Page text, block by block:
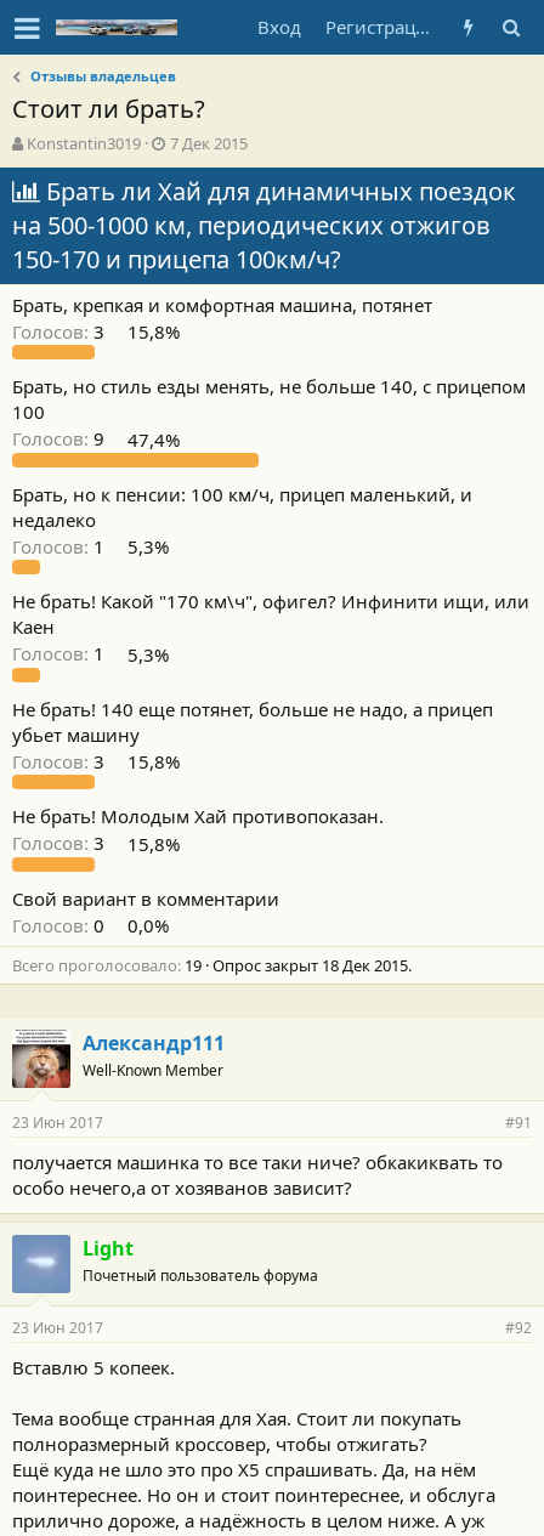
Вход Регистрация
Отзывы владельцев
Стоит ли брать?
А
в
т
о
р
т
е
ы
Konstantin3019
Д
а
т
а
н
а
ч
л
а
7 Дек 2015
Брать ли Хай для динамичных поездок
на 500-1000 км, периодических отжигов
150-170 и прицепа 100км/ч?
Брать, крепкая и комфортная машина, потянет
Голосов: 3 15,8%
Брать, но стиль езды менять, не больше 140, с прицепом
100
Голосов: 9 47,4%
Брать, но к пенсии: 100 км/ч, прицеп маленький, и
недалеко
Голосов: 1 5,3%
Не брать! Какой "170 км\ч", офигел? Инфинити ищи, или
Каен
Голосов: 1 5,3%
Не брать! 140 еще потянет, больше не надо, а прицеп
убьет машину
Голосов: 3 15,8%
Не брать! Молодым Хай противопоказан.
Голосов: 3 15,8%
Свой вариант в комментарии
Голосов: 0 0,0%
Всего проголосовало 19 Опрос закрыт 18 Дек 2015.
Александр111
Well-Known Member
23 Июн 2017 #91
получается машинка то все таки ниче? обкакиквать то
особо нечего,а от хозяванов зависит?
Light
Почетный пользователь форума
23 Июн 2017 #92
Вставлю 5 копеек.
Тема вообще странная для Хая. Стоит ли покупать
полноразмерный кроссовер, чтобы отжигать?
Ещё куда не шло это про Х5 спрашивать. Да, на нём
поинтереснее. Но он и стоит поинтереснее, и обслуга
прилично дороже, а надёжность в целом ниже. А уж